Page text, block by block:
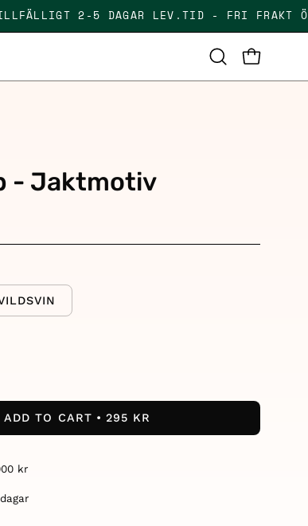
TILLFÄLLIGT 2-5 DAGAR LEV.TID - FRI
Open
search
OPEN
- Jaktmotiv
ADD TO CART 295 KR
kr